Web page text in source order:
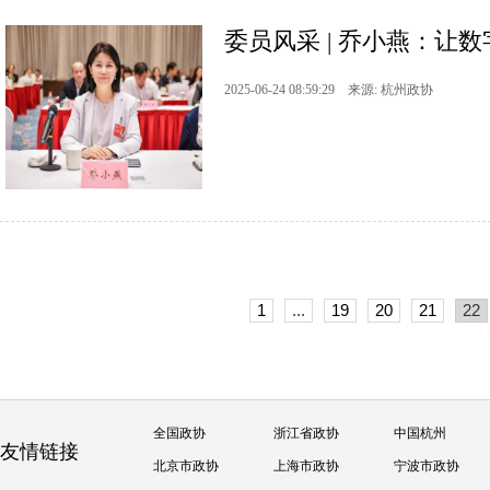
委员风采 | 乔小燕：让数
2025-06-24 08:59:29 来源: 杭州政协
1 ... 19 20 21 22
友情链接
全国政协 浙江省政协 中国杭州
北京市政协 上海市政协 宁波市政协